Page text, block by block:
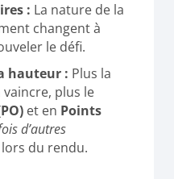
: La nature de la
changent à
le défi.
hauteur : Plus la
plus le
et en Points
d’autres
du rendu.